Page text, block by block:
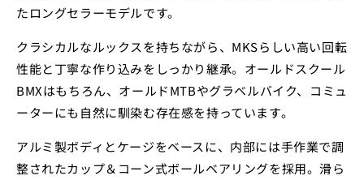
たロングセラーモデルです。
クラシカルなルックスを持ちながら、MKSらしい高い回転
性能と丁寧な作り込みをしっかり継承。オールドスクール
BMXはもちろん、オールドMTBやグラベルバイク、コミュ
ーターにも自然に馴染む存在感を持っています。
アルミ製ボディとケージをベースに、内部には手作業で調
整されたカップ＆コーン式ボールベアリングを採用。滑ら